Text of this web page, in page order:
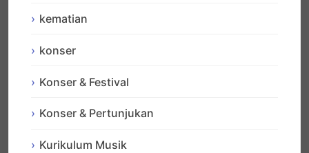
kematian
konser
Konser & Festival
Konser & Pertunjukan
Kurikulum Musik